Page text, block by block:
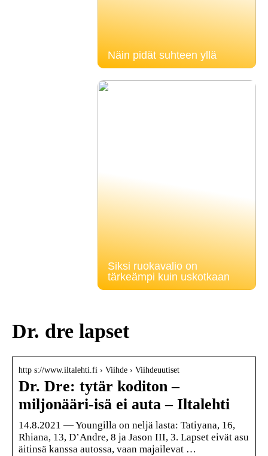
Näin pidät suhteen yllä
Siksi ruokavalio on
tärkeämpi kuin uskotkaan
Dr. dre lapset
http s://www.iltalehti.fi › Viihde › Viihdeuutiset
Dr. Dre: tytär koditon –
miljonääri-isä ei auta – Iltalehti
14.8.2021 — Youngilla on neljä lasta: Tatiyana, 16,
Rhiana, 13, D’Andre, 8 ja Jason III, 3. Lapset eivät asu
äitinsä kanssa autossa, vaan majailevat …